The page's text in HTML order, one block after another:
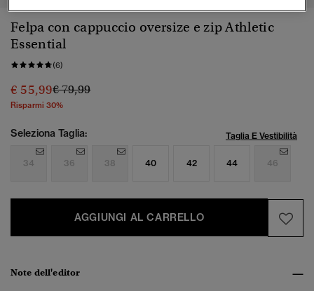
Felpa con cappuccio oversize e zip Athletic
Essential
(6)
€ 55,99Prezzo ridotto da
€ 79,99a
Risparmi 30%
Seleziona Taglia: Taglia E Vestibilità
34 36 38 40 42 44 46
AGGIUNGI AL CARRELLO
Note dell'editor